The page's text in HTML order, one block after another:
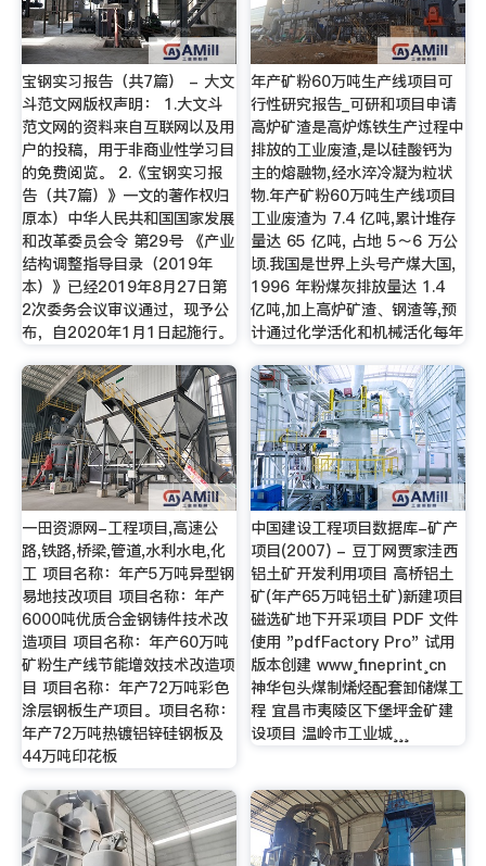
宝钢实习报告（共7篇） - 大文
斗范文网版权声明： 1.大文斗
范文网的资料来自互联网以及用
户的投稿，用于非商业性学习目
的免费阅览。 2.《宝钢实习报
告（共7篇）》一文的著作权归
原本）中华人民共和国国家发展
和改革委员会令 第29号 《产业
结构调整指导目录（2019年
本）》已经2019年8月27日第
2次委务会议审议通过，现予公
布，自2020年1月1日起施行。
年产矿粉60万吨生产线项目可
行性研究报告_可研和项目申请
高炉矿渣是高炉炼铁生产过程中
排放的工业废渣,是以硅酸钙为
主的熔融物,经水淬冷凝为粒状
物.年产矿粉60万吨生产线项目
工业废渣为 7.4 亿吨,累计堆存
量达 65 亿吨, 占地 5～6 万公
顷.我国是世界上头号产煤大国,
1996 年粉煤灰排放量达 1.4
亿吨,加上高炉矿渣、钢渣等,预
计通过化学活化和机械活化每年
一田资源网-工程项目,高速公
路,铁路,桥梁,管道,水利水电,化
工 项目名称：年产5万吨异型钢
易地技改项目 项目名称：年产
6000吨优质合金钢铸件技术改
造项目 项目名称：年产60万吨
矿粉生产线节能增效技术改造项
目 项目名称：年产72万吨彩色
涂层钢板生产项目。项目名称：
年产72万吨热镀铝锌硅钢板及
44万吨印花板
中国建设工程项目数据库-矿产
项目(2007) - 豆丁网贾家洼西
铝土矿开发利用项目 高桥铝土
矿(年产65万吨铝土矿)新建项目
磁选矿地下开采项目 PDF 文件
使用 "pdfFactory Pro" 试用
版本创建 www¸fineprint¸cn
神华包头煤制烯烃配套卸储煤工
程 宜昌市夷陵区下堡坪金矿建
设项目 温岭市工业城¸¸¸